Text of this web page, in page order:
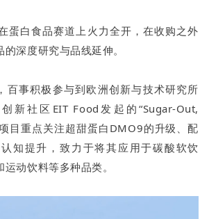
蛋白食品赛道上火力全开，在收购之外
深度研究与品线延伸。
事积极参与到欧洲创新与技术研究所
新社区EIT Food发起的“Sugar-Out,
目重点关注超甜蛋白DMO9的升级、配
知提升，致力于将其应用于碳酸软饮
动饮料等多种品类。